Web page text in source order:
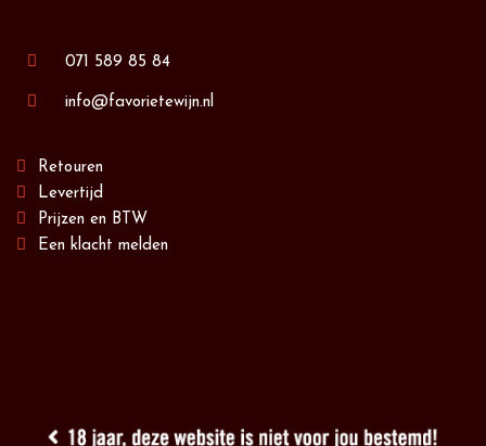
071 589 85 84
info@favorietewijn.nl
Retouren
Levertijd
Prijzen en BTW
Een klacht melden